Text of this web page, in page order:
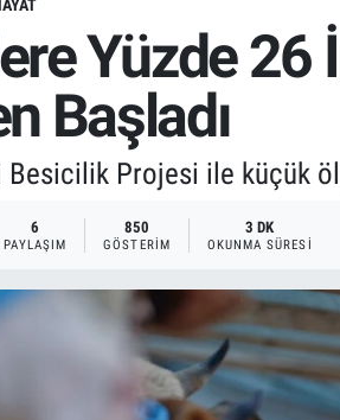
Yüzde 26
Başladı
Projesi ile küçük
6
PAYLAŞIM
850
GÖSTERIM
3 DK
OKUNMA SÜRESI